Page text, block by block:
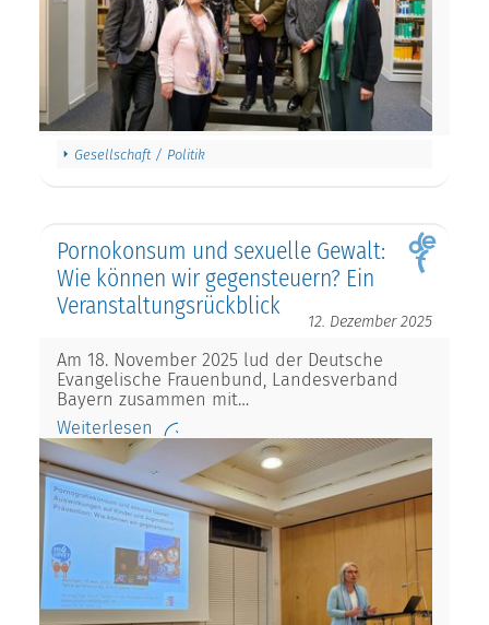
Gesellschaft / Politik
Pornokonsum und sexuelle Gewalt:
Wie können wir gegensteuern? Ein
Veranstaltungsrückblick
12. Dezember 2025
Am 18. November 2025 lud der Deutsche
Evangelische Frauenbund, Landesverband
Bayern zusammen mit…
Weiterlesen